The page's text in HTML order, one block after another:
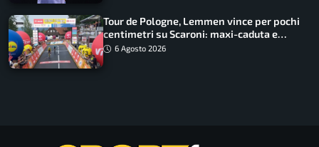
Tour de Pologne, Lemmen vince per pochi
centimetri su Scaroni: maxi-caduta e
tappa accorciata
6 Agosto 2026